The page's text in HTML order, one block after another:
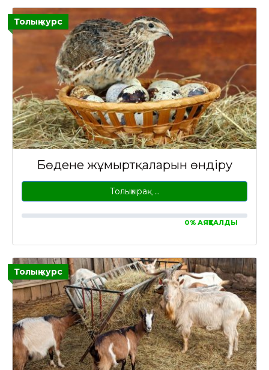
Толық курс
Бөдене жұмыртқаларын өндіру
Толығырақ …
0% АЯҚТАЛДЫ
Толық курс